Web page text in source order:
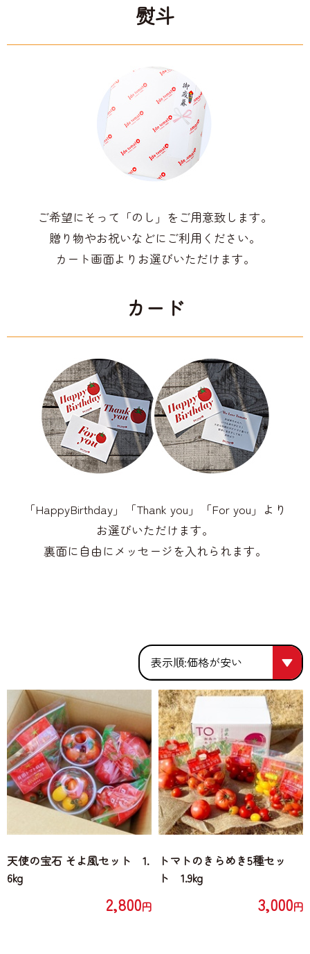
熨斗
ご希望にそって「のし」をご用意致します。
贈り物やお祝いなどにご利用ください。
カート画面よりお選びいただけます。
カード
「HappyBirthday」「Thank you」「For you」より
お選びいただけます。
裏面に自由にメッセージを入れられます。
人気順
価格が安い
価格が安い
価格が高い
天使の宝石 そよ風セット 1.
6kg
2,800円
トマトのきらめき5種セッ
ト 1.9kg
3,000円